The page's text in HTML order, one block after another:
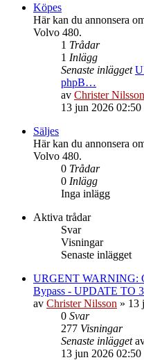
Köpes
Här kan du annonsera
Volvo 480.
1 Trådar
1 Inlägg
Senaste inlägget
phpB…
av Christer Nilsson
13 jun 2026 02:50
Säljes
Här kan du annonsera
Volvo 480.
0 Trådar
0 Inlägg
Inga inlägg
Aktiva trådar
Svar
Visningar
Senaste inlägget
URGENT WARNING:
Bypass - UPDATE TO
av Christer Nilsson » 13
0 Svar
277 Visningar
Senaste inlägget
13 jun 2026 02:50